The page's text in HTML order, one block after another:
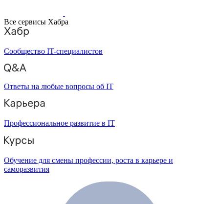
Все сервисы Хабра
Сообщество IT-специалистов
Ответы на любые вопросы об IT
Профессиональное развитие в IT
Обучение для смены профессии, роста в карьере и
саморазвития